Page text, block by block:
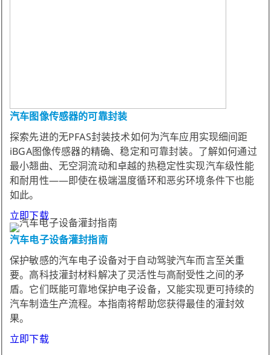
汽车图像传感器的可靠封装
探索先进的无PFAS封装技术如何为汽车应用实现细间距
iBGA图像传感器的精确、稳定和可靠封装。了解如何通过
最小翘曲、无空洞流动和卓越的热稳定性实现汽车级性能
和耐用性——即使在极端温度循环和恶劣环境条件下也能
如此。
立即下载
汽车电子设备灌封指南
保护敏感的汽车电子设备对于自动驾驶汽车而言至关重
要。高科技灌封材料解决了灵活性与高耐受性之间的矛
盾。它们既能可靠地保护电子设备，又能实现更可持续的
汽车制造生产流程。本指南将帮助您获得最佳的灌封效
果。
立即下载